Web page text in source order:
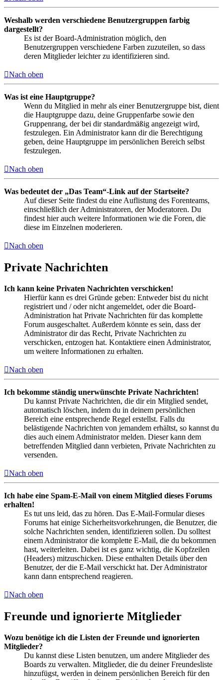
Weshalb werden verschiedene Benutzergruppen farbig
dargestellt?
Es ist der Board-Administration möglich, den
Benutzergruppen verschiedene Farben zuzuteilen, so dass
deren Mitglieder leichter zu identifizieren sind.
Nach oben
Was ist eine Hauptgruppe?
Wenn du Mitglied in mehr als einer Benutzergruppe bist, dient
die Hauptgruppe dazu, deine Gruppenfarbe sowie den
Gruppenrang, der bei dir standardmäßig angezeigt wird,
festzulegen. Ein Administrator kann dir die Berechtigung
geben, deine Hauptgruppe im persönlichen Bereich selbst
festzulegen.
Nach oben
Was bedeutet der „Das Team“-Link auf der Startseite?
Auf dieser Seite findest du eine Auflistung des Forenteams,
einschließlich der Administratoren, der Moderatoren. Du
findest hier auch weitere Informationen wie die Foren, die
diese im Einzelnen moderieren.
Nach oben
Private Nachrichten
Ich kann keine Privaten Nachrichten verschicken!
Hierfür kann es drei Gründe geben: Entweder bist du nicht
registriert und / oder nicht angemeldet, oder die Board-
Administration hat Private Nachrichten für das komplette
Forum ausgeschaltet. Außerdem könnte es sein, dass der
Administrator dir das Recht, Private Nachrichten zu
verschicken, entzogen hat. Kontaktiere einen Administrator,
um weitere Informationen zu erhalten.
Nach oben
Ich bekomme ständig unerwünschte Private Nachrichten!
Du kannst Private Nachrichten, die dir ein Mitglied sendet,
automatisch löschen, indem du in deinem persönlichen
Bereich eine entsprechende Regel erstellst. Falls du
belästigende Nachrichten von jemandem erhältst, so kannst du
dies auch einem Administrator melden. Dieser kann dem
betreffenden Mitglied dann verbieten, Private Nachrichten zu
versenden.
Nach oben
Ich habe eine Spam-E-Mail von einem Mitglied dieses Forums
erhalten!
Es tut uns leid, das zu hören. Das E-Mail-Formular dieses
Forums hat einige Sicherheitsvorkehrungen, die Benutzer, die
solche Nachrichten senden, identifizieren sollen. Du solltest
einem Administrator die komplette E-Mail, die du bekommen
hast, weiterleiten. Dabei ist es ganz wichtig, die Kopfzeilen
(Headers) mitzuschicken. Diese enthalten Details über den
Benutzer, der die E-Mail verschickt hat. Der Administrator
kann dann entsprechend reagieren.
Nach oben
Freunde und ignorierte Mitglieder
Wozu benötige ich die Listen der Freunde und ignorierten
Mitglieder?
Du kannst diese Listen benutzen, um andere Mitglieder des
Boards zu verwalten. Mitglieder, die du deiner Freundesliste
hinzufügst, werden in deinem persönlichen Bereich für den